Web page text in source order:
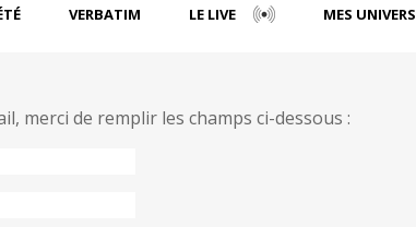
VERBATIM LE LIVE MES UNIVERS
merci de remplir les champs ci-dessous :